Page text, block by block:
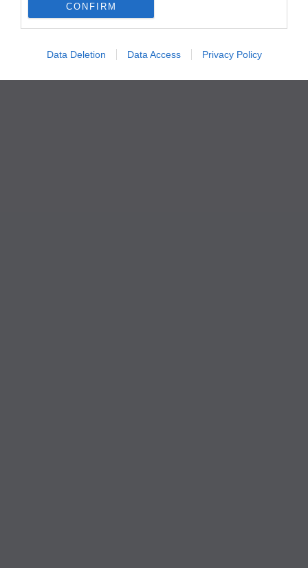
CONFIRM
Data Deletion Data Access Privacy Policy